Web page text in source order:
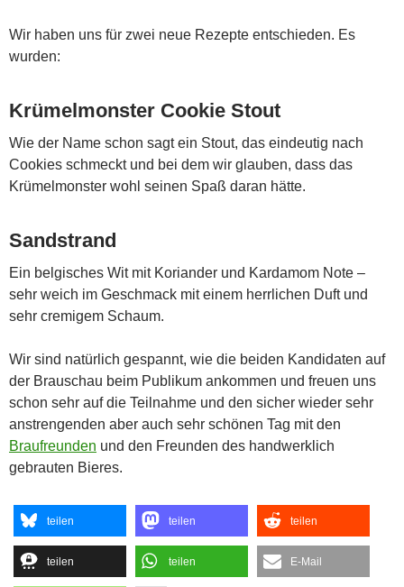
Wir haben uns für zwei neue Rezepte entschieden. Es
wurden:
Krümelmonster Cookie Stout
Wie der Name schon sagt ein Stout, das eindeutig nach
Cookies schmeckt und bei dem wir glauben, dass das
Krümelmonster wohl seinen Spaß daran hätte.
Sandstrand
Ein belgisches Wit mit Koriander und Kardamom Note –
sehr weich im Geschmack mit einem herrlichen Duft und
sehr cremigem Schaum.
Wir sind natürlich gespannt, wie die beiden Kandidaten auf
der Brauschau beim Publikum ankommen und freuen uns
schon sehr auf die Teilnahme und den sicher wieder sehr
anstrengenden aber auch sehr schönen Tag mit den
Braufreunden und den Freunden des handwerklich
gebrauten Bieres.
teilen teilen teilen
teilen teilen E-Mail